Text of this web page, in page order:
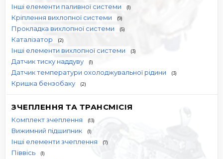
Інші елементи паливної системи (1)
Кріплення вихлопної системи (9)
Прокладка вихлопної системи (5)
Каталізатор (2)
Інші елементи вихлопної системи (3)
Датчик тиску наддуву (1)
Датчик температури охолоджувальної рідини (3)
Кришка бензобаку (2)
ЗЧЕПЛЕННЯ ТА ТРАНСМІСІЯ
Комплект зчеплення (13)
Вижимний підшипник (1)
Інші елементи зчеплення (7)
Піввісь (1)